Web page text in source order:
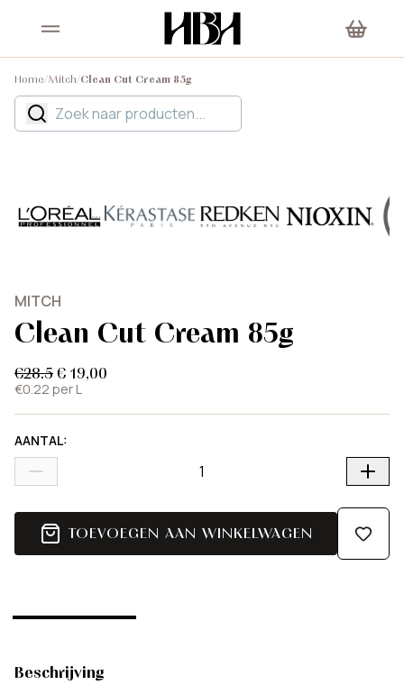
Home/Mitch/Clean Cut Cream 85g
MITCH
Clean Cut Cream 85g
€28.5€ 19,00
€0.22 per L
AANTAL:
TOEVOEGEN AAN WINKELWAGEN
Beschrijving